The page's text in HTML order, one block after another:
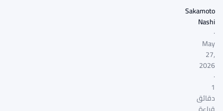
Sakamoto
Nashi
·
May
27,
2026
·
1
دقائق